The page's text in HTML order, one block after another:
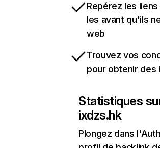
Repérez les
les avant qu'ils
web
Trouvez vos
pour obtenir des
Statistiques
ixdzs.hk
Plongez dans